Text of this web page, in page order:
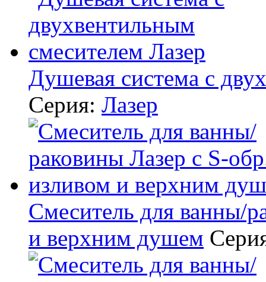
Душевая система с
Серия: Лазер
Смеситель для ванны/
и верхним душем